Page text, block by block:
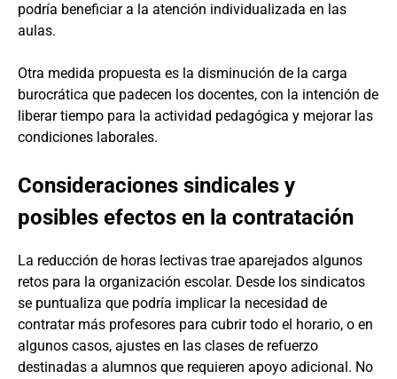
podría beneficiar a la atención individualizada en las
aulas.
Otra medida propuesta es la disminución de la carga
burocrática que padecen los docentes, con la intención de
liberar tiempo para la actividad pedagógica y mejorar las
condiciones laborales.
Consideraciones sindicales y
posibles efectos en la contratación
La reducción de horas lectivas trae aparejados algunos
retos para la organización escolar. Desde los sindicatos
se puntualiza que podría implicar la necesidad de
contratar más profesores para cubrir todo el horario, o en
algunos casos, ajustes en las clases de refuerzo
destinadas a alumnos que requieren apoyo adicional. No